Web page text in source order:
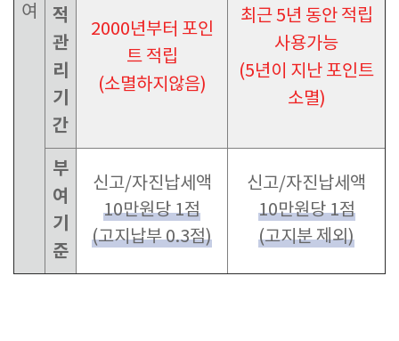
여
적
관
리
기
간
2000년부터 포인
트 적립
(소멸하지않음)
최근 5년 동안 적립
사용가능
(5년이 지난 포인트
소멸)
부
여
기
준
신고/자진납세액
10만원당 1점
(고지납부 0.3점)
신고/자진납세액
10만원당 1점
(고지분 제외)